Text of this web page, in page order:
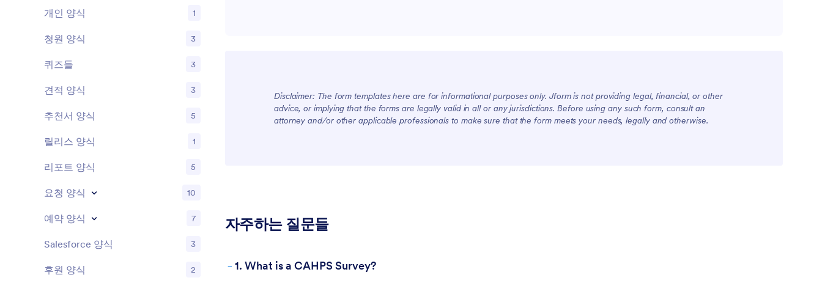
Disclaimer: The form templates here are for informational purposes only. Jform is not providing legal, financial, or other
advice, or implying that the forms are legally valid in all or any jurisdictions. Before using any such form, consult an
attorney and/or other applicable professionals to make sure that the form meets your needs, legally and otherwise.
자주하는 질문들
- 1. What is a CAHPS Survey?
개인 양식 1
청원 양식 3
퀴즈들 3
견적 양식 3
추천서 양식 5
릴리스 양식 1
리포트 양식 5
요청 양식 10
예약 양식 7
Salesforce 양식 3
후원 양식 2